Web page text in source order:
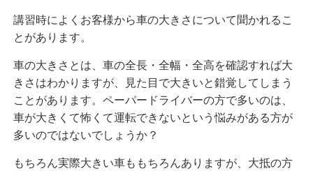
講習時によくお客様から車の大きさについて聞かれるこ
とがあります。
車の大きさとは、車の全長・全幅・全高を確認すれば大
きさはわかりますが、見た目で大きいと錯覚してしまう
ことがあります。ペーパードライバーの方で多いのは、
車が大きくて怖くて運転できないという悩みがある方が
多いのではないでしょうか？
もちろん実際大きい車ももちろんありますが、大抵の方